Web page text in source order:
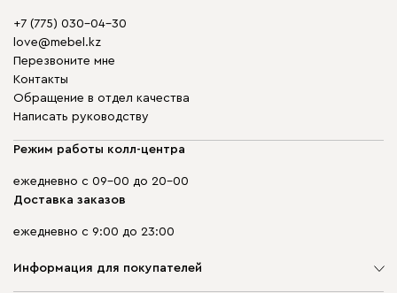
+7 (775) 030-04-30
love@mebel.kz
Перезвоните мне
Контакты
Обращение в отдел качества
Написать руководству
Режим работы колл-центра
ежедневно с 09-00 до 20-00
Доставка заказов
ежедневно с 9:00 до 23:00
Информация для покупателей